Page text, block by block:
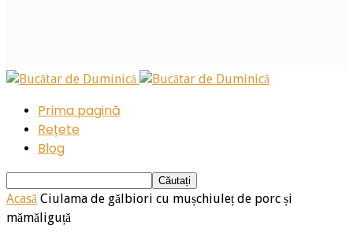
Prima pagină
Rețete
Blog
Acasă Ciulama de gălbiori cu mușchiuleț de porc și
mămăliguță